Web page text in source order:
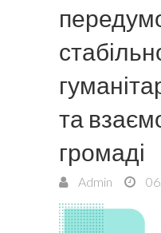
та
громаді
Admin